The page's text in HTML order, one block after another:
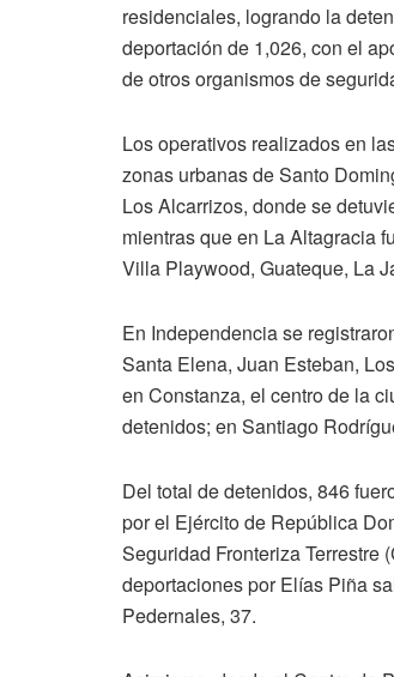
residenciales, logrando la
deportación de 1,026, con el
de otros organismos de
Los operativos realizados en
zonas urbanas de Santo
Los Alcarrizos, donde se
mientras que en La Altagracia
Villa Playwood, Guateque, La
En Independencia se
Santa Elena, Juan Esteban,
en Constanza, el centro de la
detenidos; en Santiago
Del total de detenidos, 846
por el Ejército de República
Seguridad Fronteriza Terrestre
deportaciones por Elías Piña
Pedernales, 37.